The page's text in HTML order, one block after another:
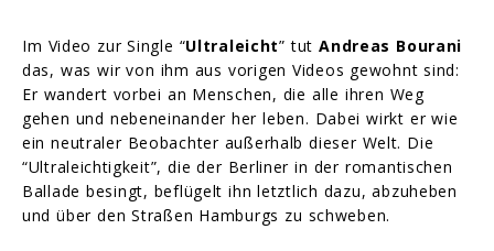
Im Video zur Single “Ultraleicht” tutAndreas Bourani
das, was wir von ihm aus vorigen Videos gewohnt sind:
Er wandert vorbei an Menschen, die alle ihren Weg
gehen und nebeneinander her leben. Dabei wirkt er wie
ein neutraler Beobachter außerhalb dieser Welt. Die
“Ultraleichtigkeit”, die der Berliner in der romantischen
Ballade besingt, beflügelt ihn letztlich dazu, abzuheben
und über den Straßen Hamburgs zu schweben.